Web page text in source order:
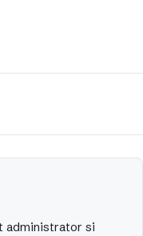
administrator si